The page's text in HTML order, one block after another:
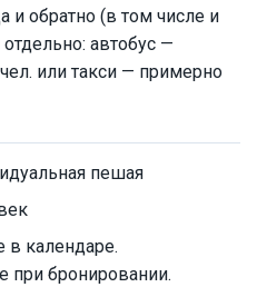
обратно (в том числе и
автобус —
или такси — примерно
пешая
в календаре.
при бронировании.